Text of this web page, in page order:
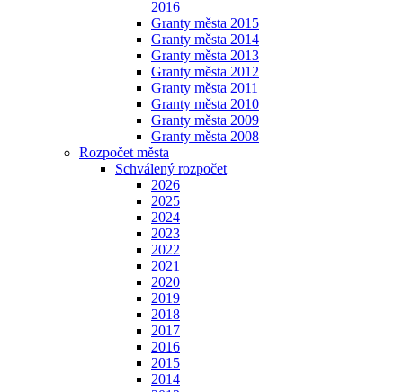
2016
Granty města 2015
Granty města 2014
Granty města 2013
Granty města 2012
Granty města 2011
Granty města 2010
Granty města 2009
Granty města 2008
Rozpočet města
Schválený rozpočet
2026
2025
2024
2023
2022
2021
2020
2019
2018
2017
2016
2015
2014